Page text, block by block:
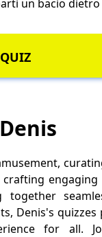
un bacio
engaging
together
Denis's
for all.